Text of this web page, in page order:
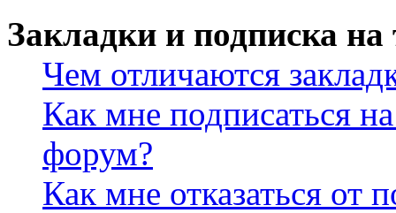
Закладки и подписка
Чем отличаются
Как мне подписаться
форум?
Как мне отказаться от